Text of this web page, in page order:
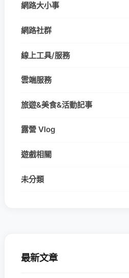
網路大小事
網路社群
線上工具/服務
雲端服務
旅遊&美食&活動記事
露營 Vlog
遊戲相關
未分類
最新文章